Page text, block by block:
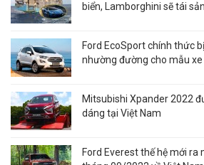
biển, Lamborghini sẽ tái
Ford EcoSport chính thức
nhường đường cho mẫu
Mitsubishi Xpander 2022
dáng tại Việt Nam
Ford Everest thế hệ mới